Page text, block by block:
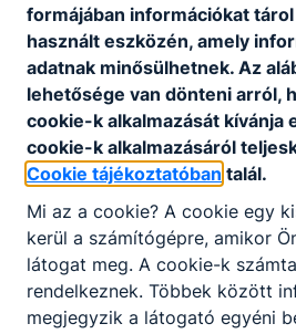
DUE Kommunikációs and
formájában információkat
használt eszközén, amely
adatnak minősülhetnek. Az
lehetősége van dönteni arról,
cookie-k alkalmazását kívánja
cookie-k alkalmazásáról
Cookie tájékoztatóban talál.
Mi az a cookie? A cookie egy
kerül a számítógépre, amikor
látogat meg. A cookie-k
rendelkeznek. Többek között
megjegyzik a látogató egyéni